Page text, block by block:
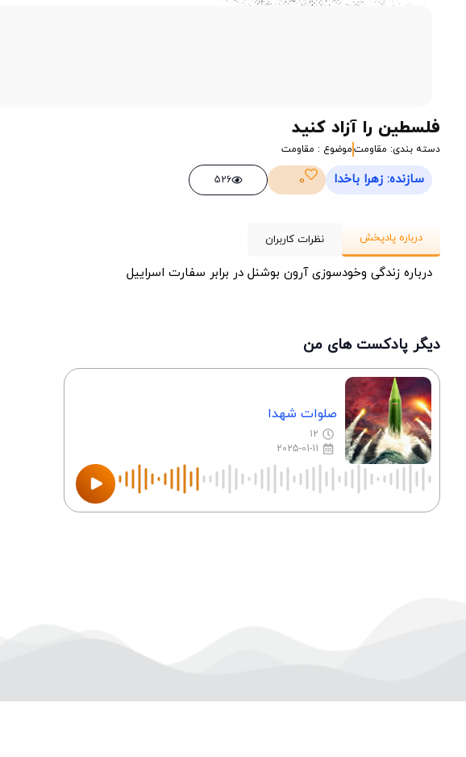
فلسطین را آزاد کنید
دسته بندی: مقاومتموضوع : مقاومت
سازنده: زهرا باخدا 0
526
درباره پادپخش نظرات کاربران
درباره زندگی وخودسوزی آرون بوشنل در برابر سفارت اسراییل
دیگر پادکست های من
صلوات شهدا
12
2025-01-11